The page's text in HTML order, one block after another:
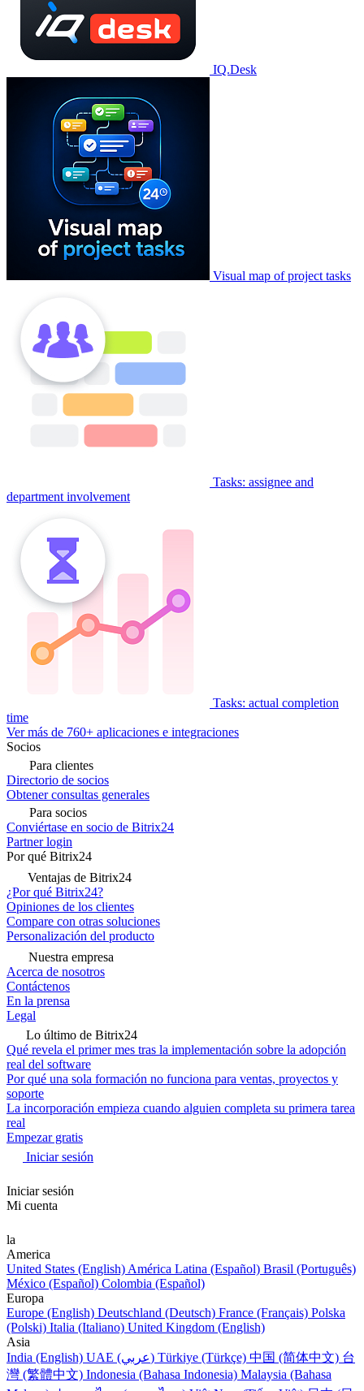
IQ.Desk
Visual map of project tasks
Tasks: assignee and
department involvement
Tasks: actual completion
time
Ver más de 760+ aplicaciones e integraciones
Socios
Para clientes
Directorio de socios
Obtener consultas generales
Para socios
Conviértase en socio de Bitrix24
Partner login
Por qué Bitrix24
Ventajas de Bitrix24
¿Por qué Bitrix24?
Opiniones de los clientes
Compare con otras soluciones
Personalización del producto
Nuestra empresa
Acerca de nosotros
Contáctenos
En la prensa
Legal
Lo último de Bitrix24
Qué revela el primer mes tras la implementación sobre la adopción
real del software
Por qué una sola formación no funciona para ventas, proyectos y
soporte
La incorporación empieza cuando alguien completa su primera tarea
real
Empezar gratis
Iniciar sesión
Iniciar sesión
Mi cuenta
la
America
United States (English) América Latina (Español) Brasil (Português)
México (Español) Colombia (Español)
Europa
Europe (English) Deutschland (Deutsch) France (Français) Polska
(Polski) Italia (Italiano) United Kingdom (English)
Asia
India (English)
UAE (عربي) Türkiye (Türkçe) 中国 (简体中文) 台
灣 (繁體中文) Indonesia (Bahasa Indonesia) Malaysia (Bahasa